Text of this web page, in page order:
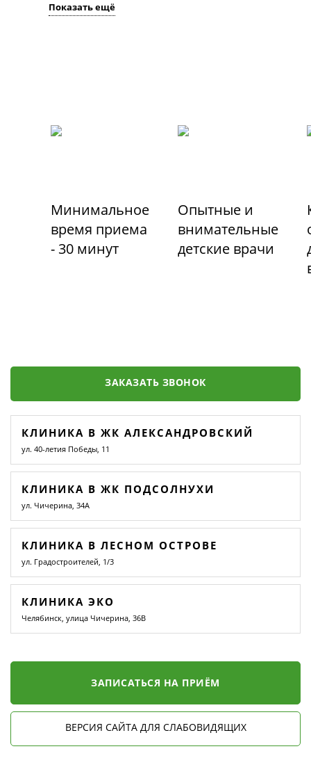
Показать ещё
Минимальное
время приема
- 30 минут
Опытные и
внимательные
детские врачи
ЗАКАЗАТЬ ЗВОНОК
КЛИНИКА В ЖК АЛЕКСАНДРОВСКИЙ
ул. 40-летия Победы, 11
КЛИНИКА В ЖК ПОДСОЛНУХИ
ул. Чичерина, 34А
КЛИНИКА В ЛЕСНОМ ОСТРОВЕ
ул. Градостроителей, 1/3
КЛИНИКА ЭКО
Челябинск, улица Чичерина, 36В
ЗАПИСАТЬСЯ НА ПРИЁМ
ВЕРСИЯ САЙТА ДЛЯ СЛАБОВИДЯЩИХ